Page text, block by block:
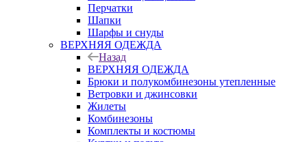
Перчатки
Шапки
Шарфы и снуды
ВЕРХНЯЯ ОДЕЖДА
Назад
ВЕРХНЯЯ ОДЕЖДА
Брюки и полукомбинезоны утепленные
Ветровки и джинсовки
Жилеты
Комбинезоны
Комплекты и костюмы